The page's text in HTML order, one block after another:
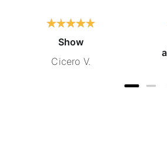
Show
Cicero V.